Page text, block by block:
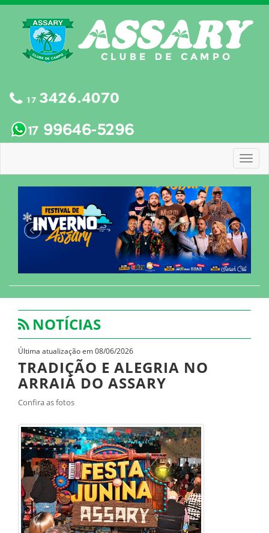
NOTÍCIAS
Última atualização em 08/06/2026
TRADIÇÃO E ALEGRIA NO
ARRAIÁ DO ASSARY
Confira as fotos